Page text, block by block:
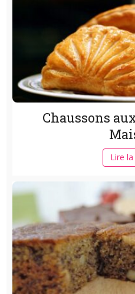
Chaussons
Lire